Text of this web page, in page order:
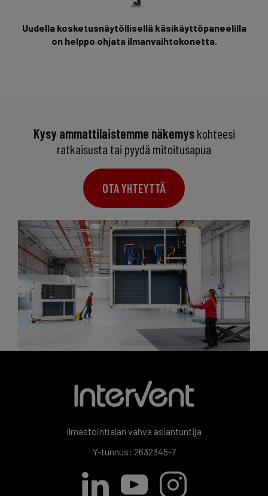
Uudella kosketusnäytöllisellä käsikäyttöpaneelilla
on helppo ohjata ilmanvaihtokonetta.
Kysy ammattilaistemme näkemyskohteesi
ratkaisusta tai pyydä mitoitusapua
OTA YHTEYTTÄ
Ilmastointialan vahva asiantuntija
Y-tunnus: 2632345-7